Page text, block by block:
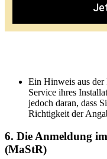
Ein Hinweis aus der
Service ihres
jedoch daran, dass
Richtigkeit der
6. Die Anmeldung
(MaStR)